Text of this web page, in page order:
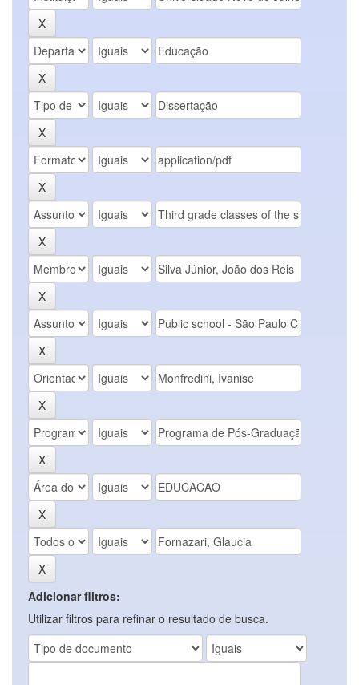
Adicionar filtros:
Utilizar filtros para refinar o resultado de busca.